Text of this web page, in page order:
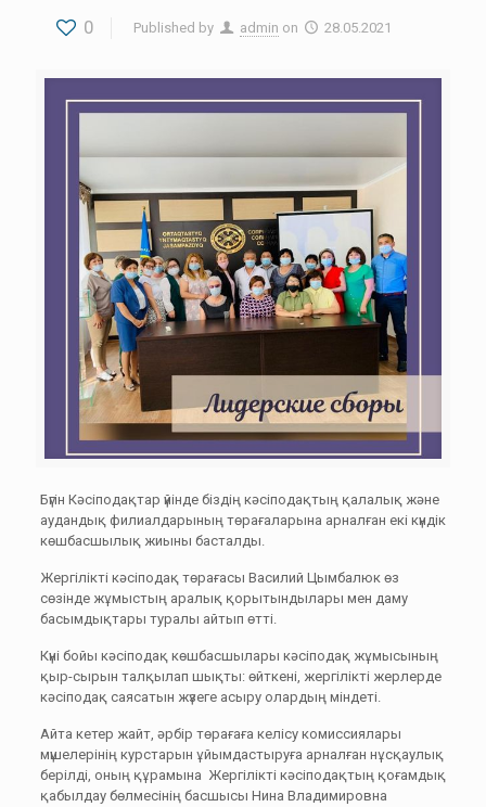
0 Published by admin on 28.05.2021
Бүгін Кәсіподақтар үйінде біздің кәсіподақтың қалалық және
аудандық филиалдарының төрағаларына арналған екі күндік
көшбасшылық жиыны басталды.
Жергілікті кәсіподақ төрағасы Василий Цымбалюк өз
сөзінде жұмыстың аралық қорытындылары мен даму
басымдықтары туралы айтып өтті.
Күні бойы кәсіподақ көшбасшылары кәсіподақ жұмысының
қыр-сырын талқылап шықты: өйткені, жергілікті жерлерде
кәсіподақ саясатын жүзеге асыру олардың міндеті.
Айта кетер жайт, әрбір төрағаға келісу комиссиялары
мүшелерінің курстарын ұйымдастыруға арналған нұсқаулық
берілді, оның құрамына Жергілікті кәсіподақтың қоғамдық
қабылдау бөлмесінің басшысы Нина Владимировна